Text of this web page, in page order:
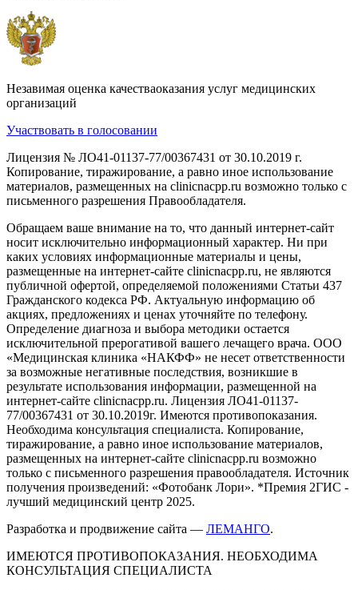
Незавимая оценка качестваоказания услуг медицинских
организаций
Участвовать в голосовании
Лицензия № ЛО41-01137-77/00367431 от 30.10.2019 г.
Копирование, тиражирование, а равно иное использование
материалов, размещенных на clinicnacpp.ru возможно только с
письменного разрешения Правообладателя.
Обращаем ваше внимание на то, что данный интернет-сайт
носит исключительно информационный характер. Ни при
каких условиях информационные материалы и цены,
размещенные на интернет-сайте clinicnacpp.ru, не являются
публичной офертой, определяемой положениями Статьи 437
Гражданского кодекса РФ. Актуальную информацию об
акциях, предложениях и ценах уточняйте по телефону.
Определение диагноза и выбора методики остается
исключительной прерогативой вашего лечащего врача. ООО
«Медицинская клиника «НАКФФ» не несет ответственности
за возможные негативные последствия, возникшие в
результате использования информации, размещенной на
интернет-сайте clinicnacpp.ru. Лицензия ЛО41-01137-
77/00367431 от 30.10.2019г. Имеются противопоказания.
Необходима консультация специалиста. Копирование,
тиражирование, а равно иное использование материалов,
размещенных на интернет-сайте clinicnacpp.ru возможно
только с письменного разрешения правообладателя. Источник
получения произведений: «Фотобанк Лори». *Премия 2ГИС -
лучший медицинский центр 2025.
Разработка и продвижение сайта — ЛЕМАНГО.
ИМЕЮТСЯ ПРОТИВОПОКАЗАНИЯ. НЕОБХОДИМА
КОНСУЛЬТАЦИЯ СПЕЦИАЛИСТА